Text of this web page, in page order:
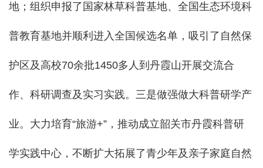
地；组织申报了国家林草科普基地、全国生态环境科
普教育基地并顺利进入全国候选名单，吸引了 自然保
护区及高校70余批1450多人到丹霞山开展交流合
作、科研调查及实习实践。三是做强做大科普研学产
业。大力培育“旅游+”，推动成立韶关市丹霞科普研
学实践中心，不断扩大拓展了青少年及亲子家庭自然